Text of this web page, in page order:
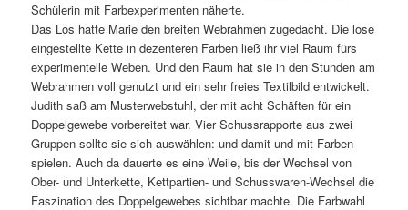
Schülerin mit Farbexperimenten näherte.
Das Los hatte Marie den breiten Webrahmen zugedacht. Die lose
eingestellte Kette in dezenteren Farben ließ ihr viel Raum fürs
experimentelle Weben. Und den Raum hat sie in den Stunden am
Webrahmen voll genutzt und ein sehr freies Textilbild entwickelt.
Judith saß am Musterwebstuhl, der mit acht Schäften für ein
Doppelgewebe vorbereitet war. Vier Schussrapporte aus zwei
Gruppen sollte sie sich auswählen: und damit und mit Farben
spielen. Auch da dauerte es eine Weile, bis der Wechsel von
Ober- und Unterkette, Kettpartien- und Schusswaren-Wechsel die
Faszination des Doppelgewebes sichtbar machte. Die Farbwahl